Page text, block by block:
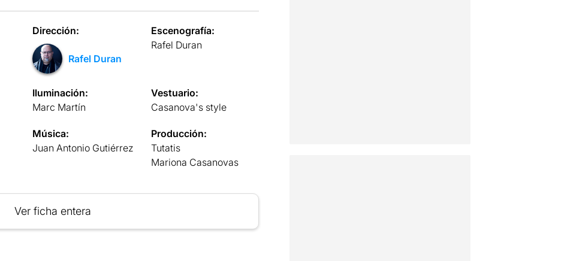
Dirección:
Rafel Duran
Escenografía:
Rafel Duran
Iluminación:
Marc Martín
Vestuario:
Casanova's style
Música:
Juan Antonio Gutiérrez
Producción:
Tutatis
Mariona Casanovas
Ver ficha entera